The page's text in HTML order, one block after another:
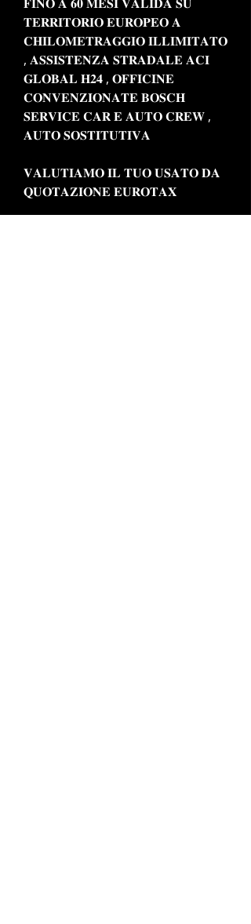
𝐓𝐄𝐑𝐑𝐈𝐓𝐎𝐑𝐈𝐎 𝐄𝐔𝐑𝐎𝐏𝐄𝐎 𝐀
𝐂𝐇𝐈𝐋𝐎𝐌𝐄𝐓𝐑𝐀𝐆𝐆𝐈𝐎 𝐈𝐋𝐋𝐈𝐌𝐈𝐓𝐀𝐓𝐎
, 𝐀𝐒𝐒𝐈𝐒𝐓𝐄𝐍𝐙𝐀 𝐒𝐓𝐑𝐀𝐃𝐀𝐋𝐄 𝐀𝐂𝐈
𝐆𝐋𝐎𝐁𝐀𝐋 𝐇𝟐𝟒 , 𝐎𝐅𝐅𝐈𝐂𝐈𝐍𝐄
𝐂𝐎𝐍𝐕𝐄𝐍𝐙𝐈𝐎𝐍𝐀𝐓𝐄 𝐁𝐎𝐒𝐂𝐇
𝐒𝐄𝐑𝐕𝐈𝐂𝐄 𝐂𝐀𝐑 𝐄 𝐀𝐔𝐓𝐎 𝐂𝐑𝐄𝐖 ,
𝐀𝐔𝐓𝐎 𝐒𝐎𝐒𝐓𝐈𝐓𝐔𝐓𝐈𝐕𝐀
𝐕𝐀𝐋𝐔𝐓𝐈𝐀𝐌𝐎 𝐈𝐋 𝐓𝐔𝐎 𝐔𝐒𝐀𝐓𝐎 𝐃𝐀
𝐐𝐔𝐎𝐓𝐀𝐙𝐈𝐎𝐍𝐄 𝐄𝐔𝐑𝐎𝐓𝐀𝐗